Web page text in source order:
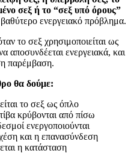
σεξ ή το “σεξ υπό όρους”
ενεργειακό πρόβλημα.
το σεξ χρησιμοποιείται ως
αποσυνδέεται ενεργειακά, και
παρέμβαση.
θα δούμε:
το σεξ ως όπλο
κρύβονται από πίσω
ενεργοποιούνται
και η επανασύνδεση
η κατάσταση